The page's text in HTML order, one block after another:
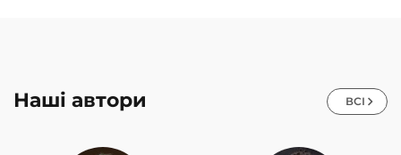
Наші автори ВСІ